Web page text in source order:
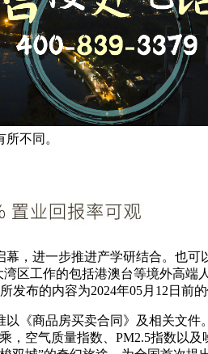
不同。
幕，进一步推进产学研结合。也
湾区工作的包括港澳台等境外高
发布的内容为2024年05月12日前
商品房买卖合同》及相关文件
，空气质量指数、PM2.5指数以